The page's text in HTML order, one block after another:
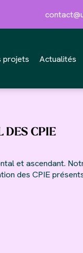
projets Actualités
DES CPIE
et ascendant.
des CPIE